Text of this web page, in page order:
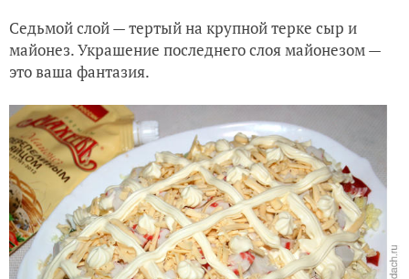
Седьмой слой — тертый на крупной терке сыр и
майонез. Украшение последнего слоя майонезом —
это ваша фантазия.